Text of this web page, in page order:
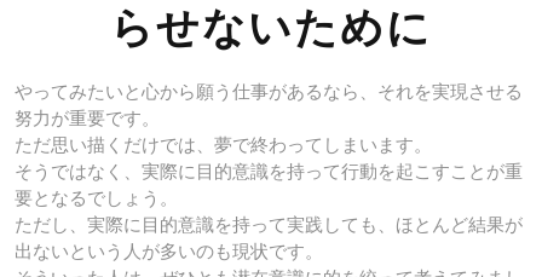
らせないために
やってみたいと心から願う仕事があるなら、それを実現させる
努力が重要です。
ただ思い描くだけでは、夢で終わってしまいます。
そうではなく、実際に目的意識を持って行動を起こすことが重
要となるでしょう。
ただし、実際に目的意識を持って実践しても、ほとんど結果が
出ないという人が多いのも現状です。